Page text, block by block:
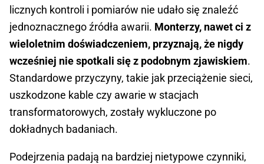
licznych kontroli i pomiarów nie udało się znaleźć
jednoznacznego źródła awarii. Monterzy, nawet ci z
wieloletnim doświadczeniem, przyznają, że nigdy
wcześniej nie spotkali się z podobnym zjawiskiem.
Standardowe przyczyny, takie jak przeciążenie sieci,
uszkodzone kable czy awarie w stacjach
transformatorowych, zostały wykluczone po
dokładnych badaniach.
Podejrzenia padają na bardziej nietypowe czynniki,